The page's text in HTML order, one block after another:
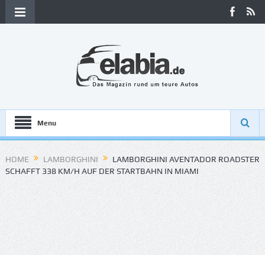
Menu
HOME LAMBORGHINI
LAMBORGHINI AVENTADOR ROADSTER
SCHAFFT 338 KM/H AUF DER STARTBAHN IN MIAMI